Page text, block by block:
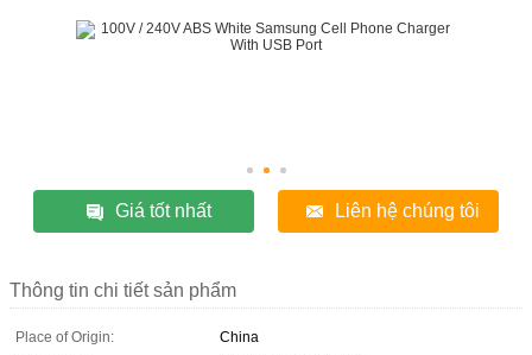
Giá tốt nhất Liên hệ chúng tôi
Thông tin chi tiết sản phẩm
Place of Origin:
China